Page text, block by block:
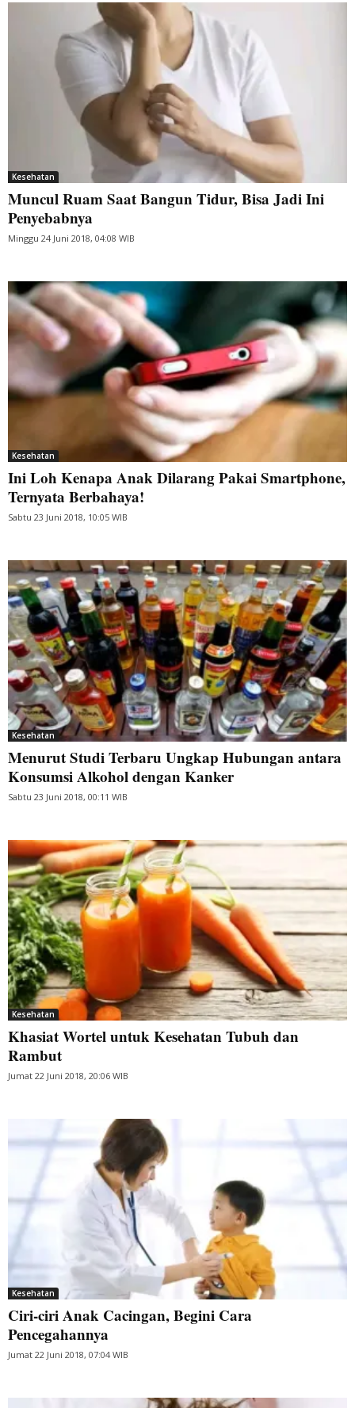
Kesehatan
Muncul Ruam Saat Bangun Tidur, Bisa Jadi Ini
Penyebabnya
Minggu 24 Juni 2018, 04:08 WIB
Kesehatan
Ini Loh Kenapa Anak Dilarang Pakai Smartphone,
Ternyata Berbahaya!
Sabtu 23 Juni 2018, 10:05 WIB
Kesehatan
Menurut Studi Terbaru Ungkap Hubungan antara
Konsumsi Alkohol dengan Kanker
Sabtu 23 Juni 2018, 00:11 WIB
Kesehatan
Khasiat Wortel untuk Kesehatan Tubuh dan
Rambut
Jumat 22 Juni 2018, 20:06 WIB
Kesehatan
Ciri-ciri Anak Cacingan, Begini Cara
Pencegahannya
Jumat 22 Juni 2018, 07:04 WIB